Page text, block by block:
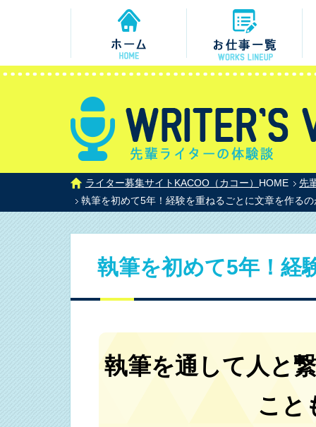
ライター募集サイトKACOO（カコー） HOME
先
執筆を初めて5年！経験を重ねるごとに文章を作る
執筆を初めて5年！経
執筆を通して人と
こと